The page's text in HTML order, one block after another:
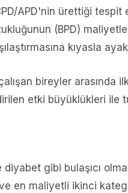
APD'nin ürettiği tespit
(BPD)
kıyasla
bireyler
etki büyüklükleri ile
gibi bulaşıcı
en maliyetli ikinci